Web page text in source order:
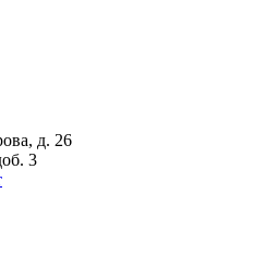
д. 26
3